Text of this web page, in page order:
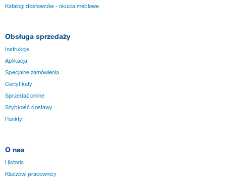
Katalogi dostawców - okucia meblowe
Obsługa sprzedaży
Instrukcje
Aplikacja
Specjalne zamówienia
Certyfikaty
Sprzedaż online
Szybkość dostawy
Punkty
O nas
Historia
Kluczowi pracownicy